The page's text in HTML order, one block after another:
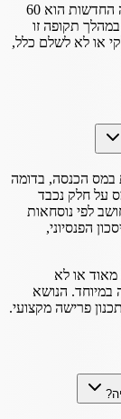
אורכה של תקופת האכשרה המלאה בקרנות הפנסיה החדשות הוא 60
תקופה זו
או לא לשלם כלל,
במס הכנסה, בדומה
על חלק נכבד
לפי נוסחאות
הפנסיוני,
מאוד או לא
במיוחד. הנושא
פרישה מקצועי.